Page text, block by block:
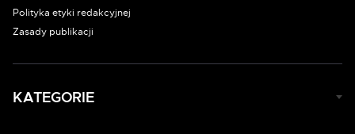
Polityka etyki redakcyjnej
Zasady publikacji
KATEGORIE